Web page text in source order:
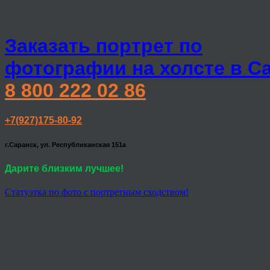
Заказать портрет по
фотографии на холсте в
8 800 222 02 86
+7(927)175-80-92
г.Саранск, ул. Республиканская 151а
Дарите близким лучшее!
Статуэтка по фото с портретным сходством!